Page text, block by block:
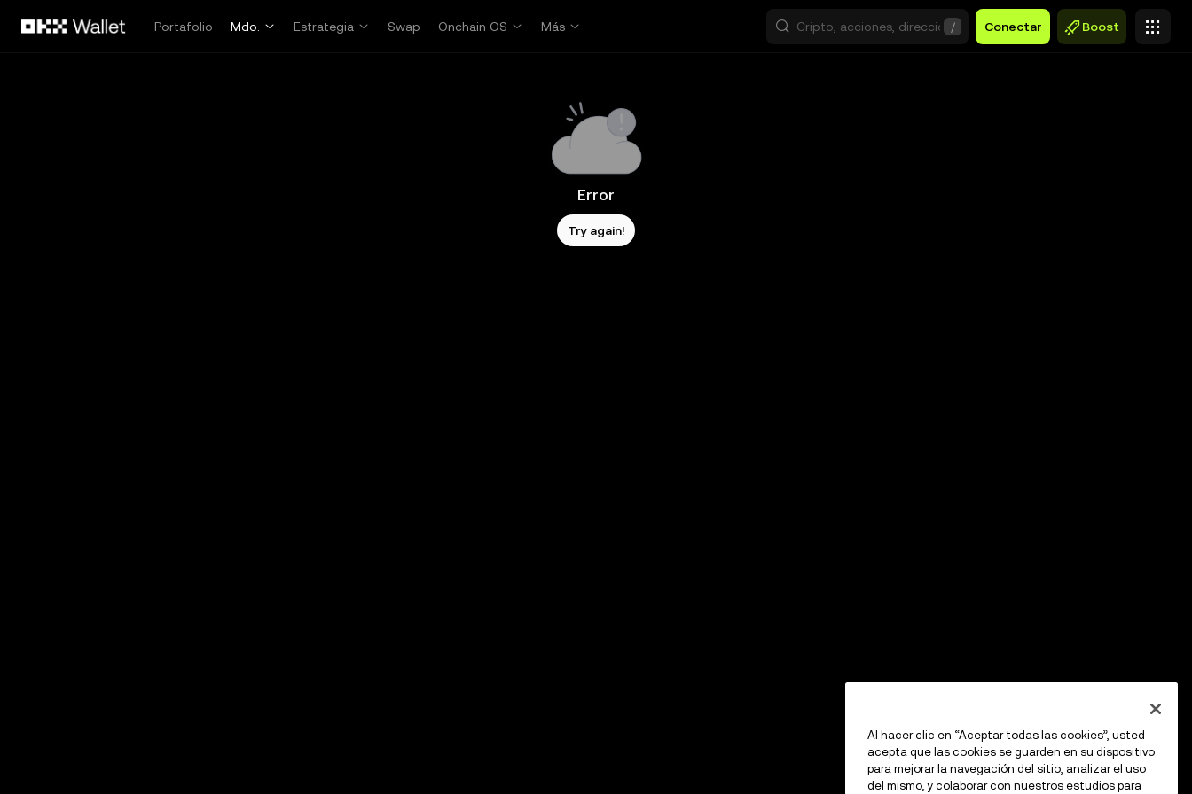
Portafolio
Mdo. Estrategia Swap Onchain OS Más / Conectar Boost
Error
Try again!
Al hacer clic en “Aceptar todas las cookies”, usted
acepta que las cookies se guarden en su dispositivo
para mejorar la navegación del sitio, analizar el uso
del mismo, y colaborar con nuestros estudios para